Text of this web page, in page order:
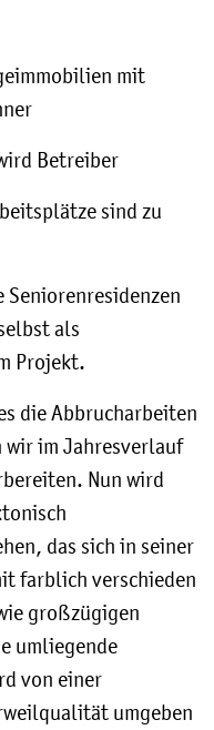
mit
Betreiber
sind zu
Seniorenresidenzen
als
Projekt.
die Abbrucharbeiten
wir im Jahresverlauf
Nun wird
das sich in seiner
farblich verschieden
großzügigen
umliegende
von einer
umgeben